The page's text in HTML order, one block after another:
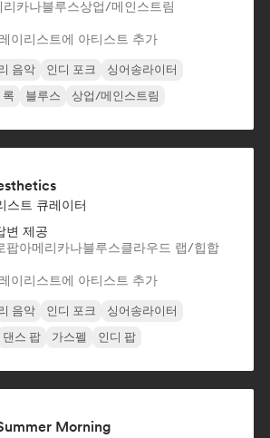
리카나블루스상업/메인스트림
이리스트에 아티스트 추가
음악 인디 포크
싱어송라이터
록 블루스 상업/메인스트림
스트 큐레이터
변 제공
팝아메리카나블루스클라우드 랩/힙합
이리스트에 아티스트 추가
음악 인디 포크
싱어송라이터
댄스 팝 가스펠 인디 팝
Morning